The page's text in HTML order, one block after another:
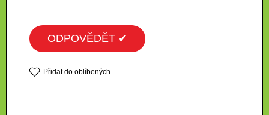
ODPOVĚDĚT ✔
Přidat do oblíbených